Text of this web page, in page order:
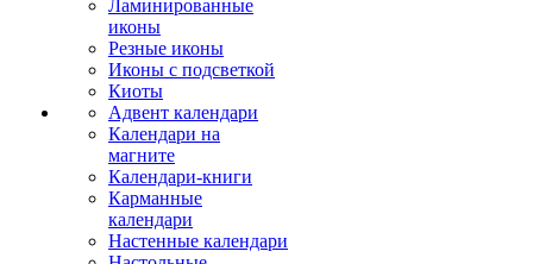
Ламинированные
иконы
Резные иконы
Иконы с подсветкой
Киоты
Адвент календари
Календари на
магните
Календари-книги
Карманные
календари
Настенные календари